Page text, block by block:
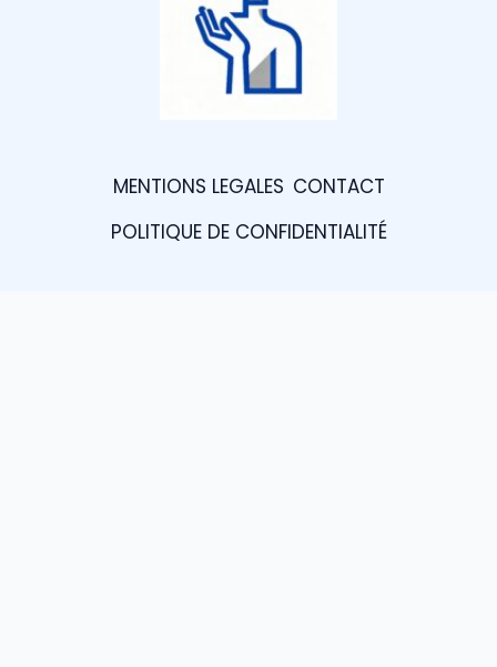
MENTIONS LEGALES CONTACT
POLITIQUE DE CONFIDENTIALITÉ